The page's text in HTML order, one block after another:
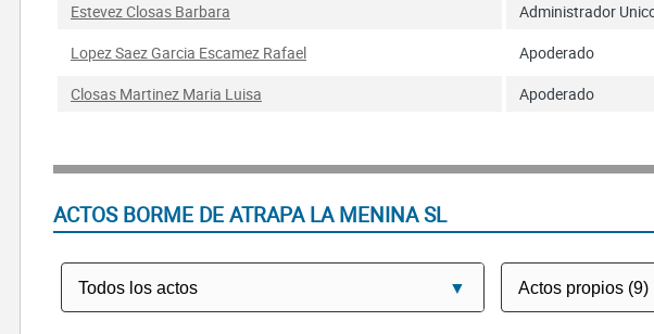
Estevez Closas Barbara
Administrador
Lopez Saez Garcia Escamez Rafael
Apoderado
Closas Martinez Maria Luisa
Apoderado
ACTOS BORME DE ATRAPA LA MENINA SL